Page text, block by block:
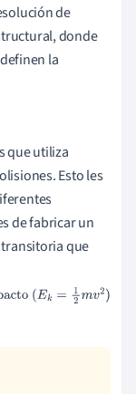
de
donde
la
que utiliza
Esto les
de fabricar un
transitoria que